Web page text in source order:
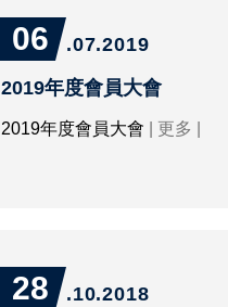
06
.07.2019
2019年度會員大會
2019年度會員大會 | 更多 |
28
.10.2018